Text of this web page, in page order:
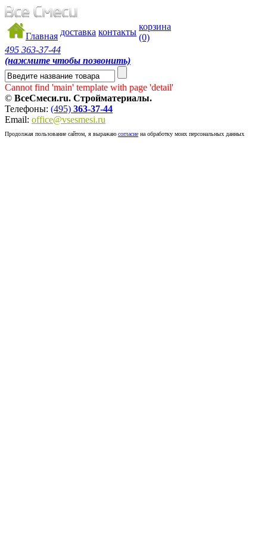
Главная доставка контакты
корзина
(0)
495 363-37-44
(нажмите чтобы позвонить)
Cannot find 'main' template with page 'detail'
© ВсеСмеси.ru. Стройматериалы.
Телефоны: (495) 363-37-44
Email: office@vsesmesi.ru
Продолжая пользование сайтом, я выражаю согласие на обработку моих персональных данных